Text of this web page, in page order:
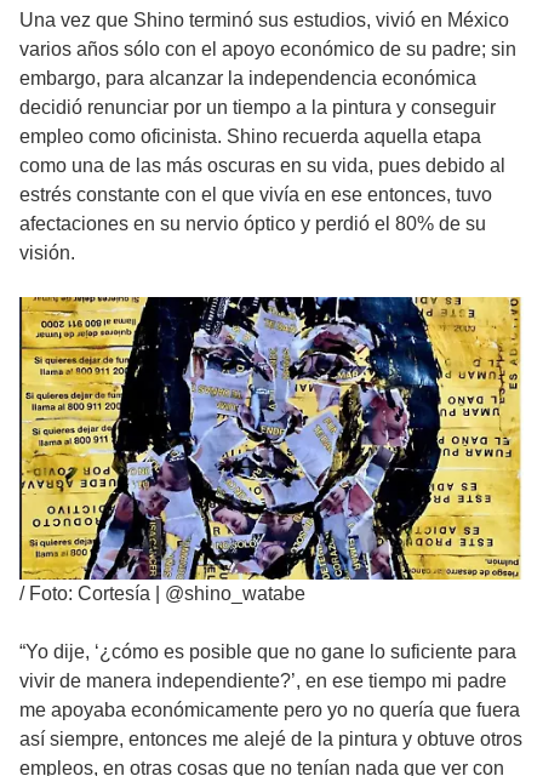
Una vez que Shino terminó sus estudios, vivió en México
varios años sólo con el apoyo económico de su padre; sin
embargo, para alcanzar la independencia económica
decidió renunciar por un tiempo a la pintura y conseguir
empleo como oficinista. Shino recuerda aquella etapa
como una de las más oscuras en su vida, pues debido al
estrés constante con el que vivía en ese entonces, tuvo
afectaciones en su nervio óptico y perdió el 80% de su
visión.
/ Foto: Cortesía | @shino_watabe
“Yo dije, ‘¿cómo es posible que no gane lo suficiente para
vivir de manera independiente?’, en ese tiempo mi padre
me apoyaba económicamente pero yo no quería que fuera
así siempre, entonces me alejé de la pintura y obtuve otros
empleos, en otras cosas que no tenían nada que ver con